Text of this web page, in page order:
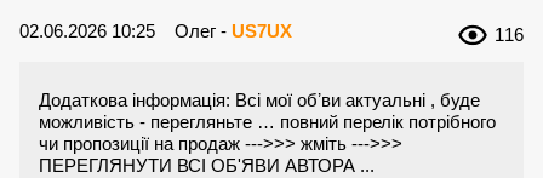
02.06.2026 10:25 Олег - US7UX 116
Додаткова інформація: Всі мої обʼви актуальні , буде
можливість - перегляньте … повний перелік потрібного
чи пропозиції на продаж --->>> жміть --->>>
ПЕРЕГЛЯНУТИ ВСІ ОБ'ЯВИ АВТОРА ...